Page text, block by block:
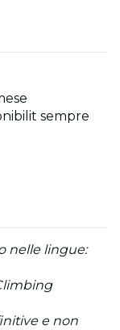
sempre
nelle lingue:
e non